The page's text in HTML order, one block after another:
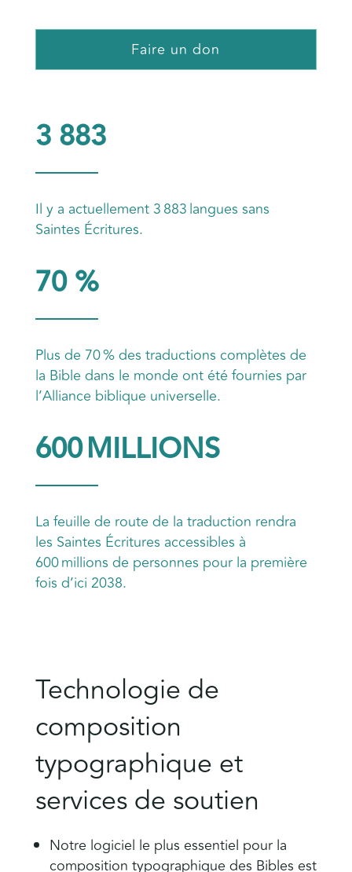
Faire un don
3 883
Il y a actuellement 3 883 langues sans
Saintes Écritures.
70 %
Plus de 70 % des traductions complètes de
la Bible dans le monde ont été fournies par
l’Alliance biblique universelle.
600 MILLIONS
La feuille de route de la traduction rendra
les Saintes Écritures accessibles à
600 millions de personnes pour la première
fois d’ici 2038.
Technologie de
composition
typographique et
services de soutien
Notre logiciel le plus essentiel pour la
composition typographique des Bibles est